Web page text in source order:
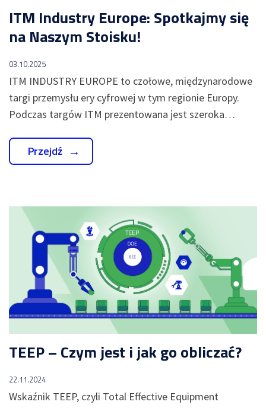
ITM Industry Europe: Spotkajmy się
na Naszym Stoisku!
03.10.2025
ITM INDUSTRY EUROPE to czołowe, międzynarodowe
targi przemysłu ery cyfrowej w tym regionie Europy.
Podczas targów ITM prezentowana jest szeroka…
Przejdź
TEEP – Czym jest i jak go obliczać?
22.11.2024
Wskaźnik TEEP, czyli Total Effective Equipment